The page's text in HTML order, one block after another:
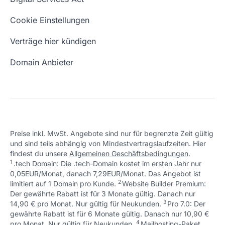
Schön, dass ich dir helfen konnte.
Tut mir leid, du erreichst uns unter:
+49 (0) 451 / 70 99 70
support@checkdomain.de
Schön, dass ich dir helfen konnte.
Tut mir leid, du erreichst uns unter:
+49 (0) 451 / 70 99 70
support@checkdomain.de
Schön, dass ich dir helfen konnte.
Tut mir leid, du erreichst uns unter:
+49 (0) 451 / 70 99 70oder
support@checkdomain.de
Schön, dass ich dir helfen konnte.
Tut mir leid, du erreichst uns unter:
+49 (0) 451 / 70 99 70oder
support@checkdomain.de
Schön, dass ich dir helfen konnte.
Tut mir leid, du erreichst uns unter:
+49 (0) 451 / 70 99 70oder
support@checkdomain.de
Domain Umzug
Wie ist meine IP?
Email Adresse erstellen
Cookie Einstellungen
Verträge hier kündigen
Domain Anbieter
Preise inkl. MwSt. Angebote sind nur für begrenzte Zeit gültig
und sind teils abhängig von Mindestvertragslaufzeiten. Hier
findest du unsere Allgemeinen Geschäftsbedingungen.
1 .tech Domain: Die .tech-Domain kostet im ersten Jahr nur
0,05EUR/Monat, danach 7,29EUR/Monat. Das Angebot ist
limitiert auf 1 Domain pro Kunde. ↩ 1
2 Website Builder Premium:
Der gewährte Rabatt ist für 3 Monate gültig. Danach nur
14,90 € pro Monat. Nur gültig für Neukunden. ↩ 1
3 Pro 7.0: Der
gewährte Rabatt ist für 6 Monate gültig. Danach nur 10,90 €
↩ 1
4